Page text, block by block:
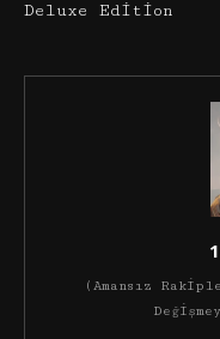
Deluxe Edition
(Amansız